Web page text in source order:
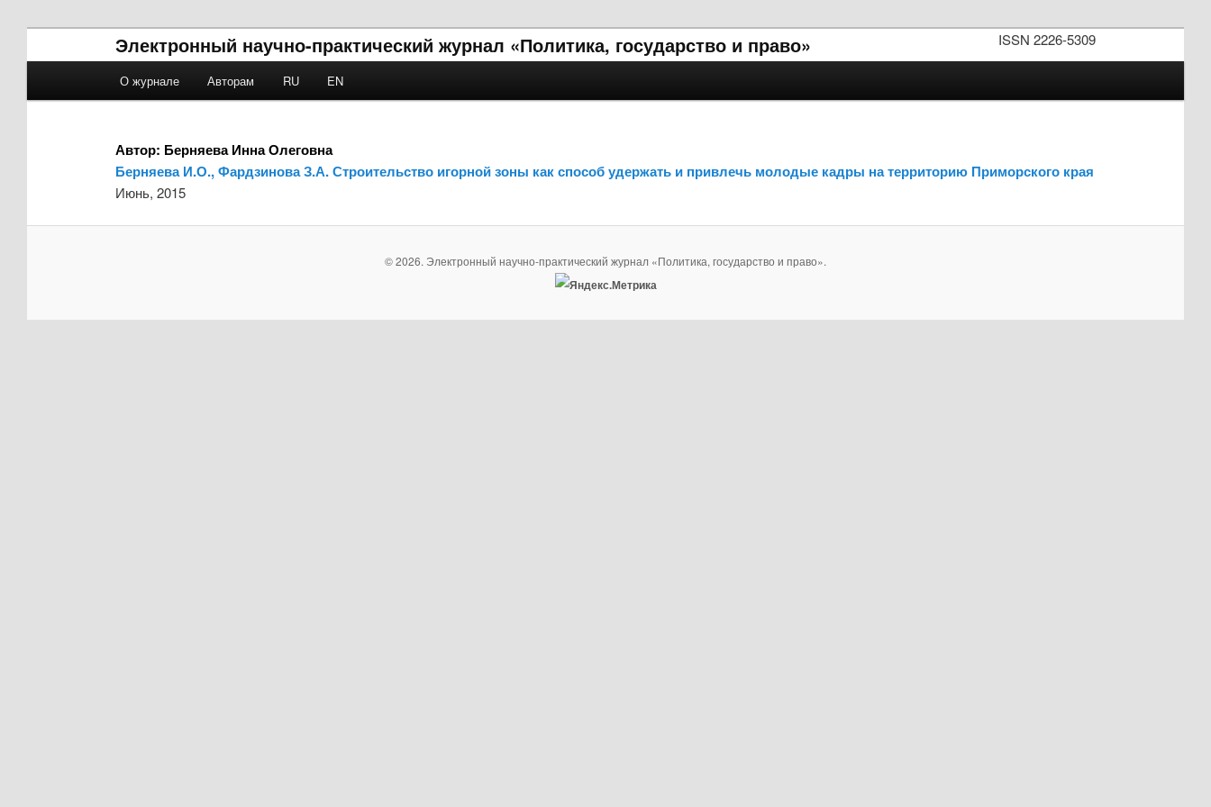
ISSN 2226-5309
Электронный научно-практический журнал «Политика, государство и право»
Skip to primary content
Skip to secondary content
О журнале Авторам RU EN
Автор: Берняева Инна Олеговна
Берняева И.О., Фардзинова З.А. Строительство игорной зоны как способ удержать и привлечь молодые кадры на территорию Приморского края
Июнь, 2015
© 2026. Электронный научно-практический журнал «Политика, государство и право».